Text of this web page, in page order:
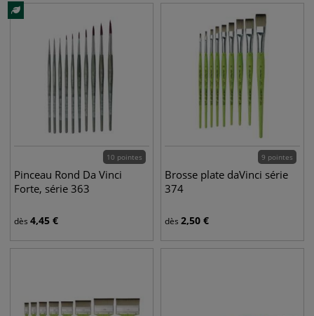
10 pointes
Pinceau Rond Da Vinci
Forte, série 363
dès 4,45 €
9 pointes
Brosse plate daVinci série
374
dès 2,50 €